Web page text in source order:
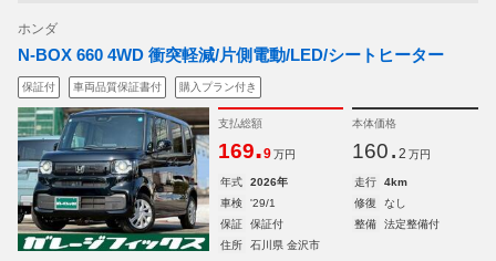
ホンダ
N-BOX 660 4WD 衝突軽減/片側電動/LED/シートヒーター
保証付 車両品質保証書付 購入プラン付き
支払総額
169.9 万円
本体価格
160. 2 万円
年式 2026年 走行
4km
車検
'29/1 修復
なし
保証
保証付 整備
法定整備付
住所
石川県 金沢市